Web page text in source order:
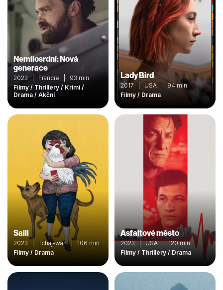
Nemilosrdní: Nová
generace
2023 | Francie | 93 min
Filmy / Thrillery / Krimi /
Drama / Akční
Lady Bird
2017 | USA | 94 min
Filmy / Drama
Salli
2023 | Tchaj-wan | 106 min
Filmy / Drama
Asfaltové město
2023 | USA | 120 min
Filmy / Thrillery / Drama